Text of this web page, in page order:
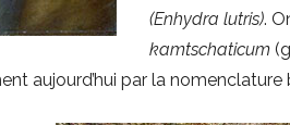
(Enhydra lutris).
kamtschaticum
aujourd’hui par la